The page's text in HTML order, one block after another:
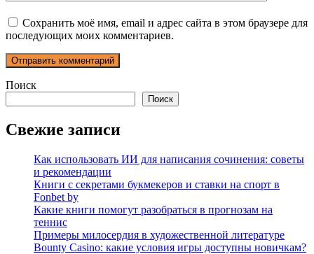
Сохранить моё имя, email и адрес сайта в этом браузере для
последующих моих комментариев.
Поиск
Поиск
Свежие записи
Как использовать ИИ для написания сочинения: советы
и рекомендации
Книги с секретами букмекеров и ставки на спорт в
Fonbet by
Какие книги помогут разобраться в прогнозам на
теннис
Примеры милосердия в художественной литературе
Bounty Casino: какие условия игры доступны новичкам?